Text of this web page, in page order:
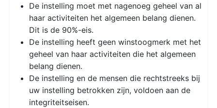
De instelling moet met nagenoeg geheel van al
haar activiteiten het algemeen belang dienen.
Dit is de 90%-eis.
De instelling heeft geen winstoogmerk met het
geheel van haar activiteiten die het algemeen
belang dienen.
De instelling en de mensen die rechtstreeks bij
uw instelling betrokken zijn, voldoen aan de
integriteitseisen.